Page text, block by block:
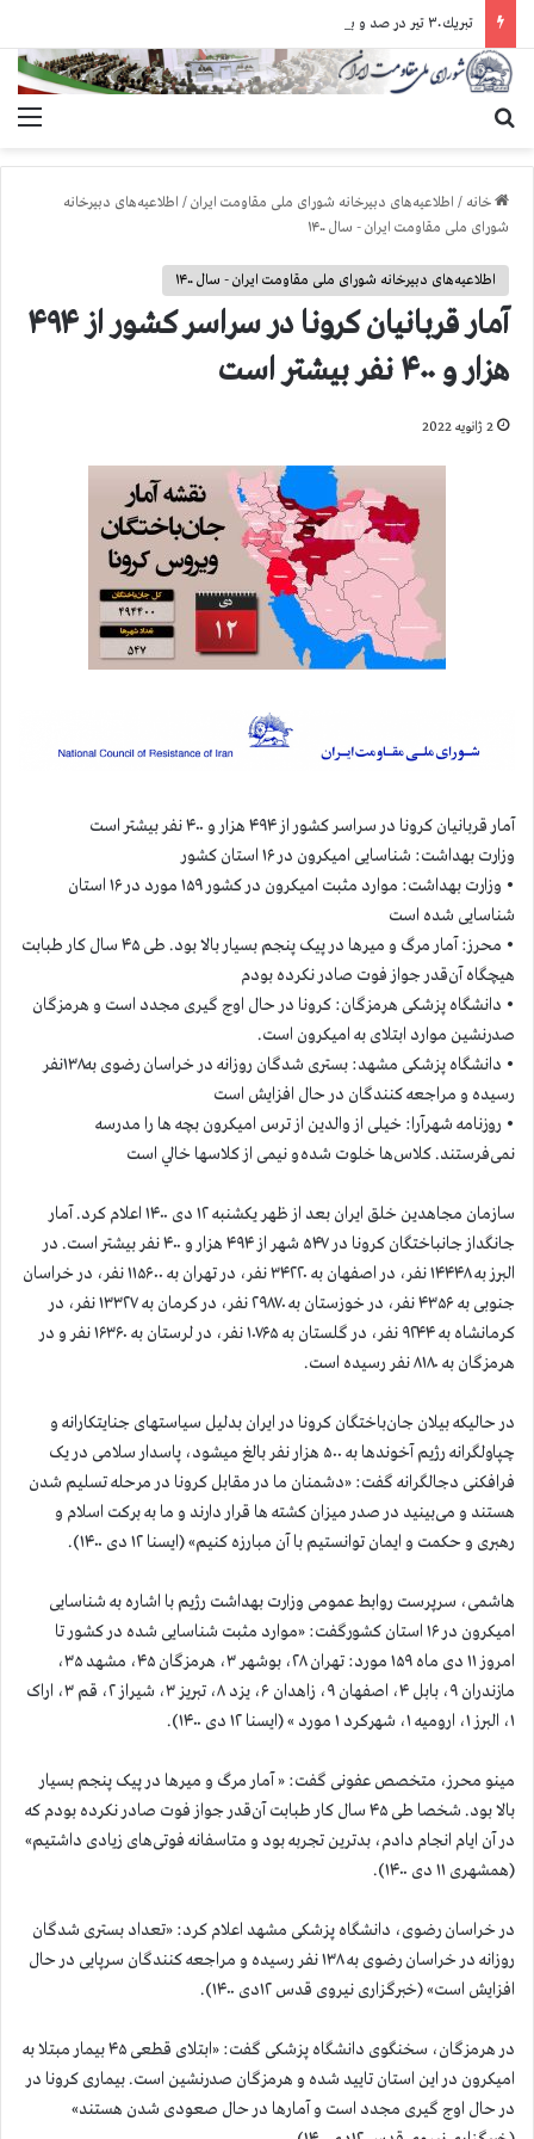
تبريك ۳۰ تير در صد و بيستمين سال انقلاب مشروطه عليه سلطنت مطلقه
خانه / اطلاعیه‌های دبیرخانه شورای ملی مقاومت ایران/ اطلاعیه‌های دبیرخانه
شورای ملی مقاومت ایران - سال ۱۴۰۰
اطلاعیه‌های دبیرخانه شورای ملی مقاومت ایران - سال ۱۴۰۰
آمار قربانيان كرونا در سراسر كشور از ۴۹۴
هزار و ۴۰۰ نفر بيشتر است
2 ژانویه 2022
آمار قربانيان كرونا در سراسر كشور از ۴۹۴ هزار و ۴۰۰ نفر بيشتر است
وزارت بهداشت: شناسایی امیکرون در ۱۶ استان کشور
• وزارت بهداشت: موارد مثبت امیکرون در کشور ۱۵۹ مورد در ۱۶ استان
شناسایی شده است
• محرز: آمار مرگ و میرها در پیک پنجم بسیار بالا بود. طی ۴۵ سال کار طبابت
هیچگاه آن‌قدر جواز فوت صادر نکرده بودم
• دانشگاه پزشکی هرمزگان: کرونا در حال اوج گیری مجدد است و هرمزگان
صدرنشین موارد ابتلای به امیکرون است.
• دانشگاه پزشکی مشهد: بستری شدگان روزانه در خراسان رضوی به۱۳۸نفر
رسیده و مراجعه کنندگان در حال افزایش است
• روزنامه شهرآرا: خیلی از والدین از ترس امیکرون بچه ها را مدرسه
نمی‌فرستند. کلاس‌ها خلوت شده و نیمی از كلاسها خالي است
سازمان مجاهدين خلق ايران بعد از ظهر یکشنبه ۱۲ دی ۱۴۰۰ اعلام كرد. آمار
جانگداز جانباختگان كرونا در ۵۴۷ شهر از ۴۹۴ هزار و ۴۰۰ نفر بيشتر است. در
البرز به ۱۴۴۴۸ نفر، در اصفهان به ۳۴۲۲۰ نفر، در تهران به ۱۱۵۶۰۰ نفر، در خراسان
جنوبی به ۴۳۵۶ نفر، در خوزستان به ۲۹۸۷۰ نفر، در کرمان به ۱۳۳۲۷ نفر، در
کرمانشاه به ۹۲۴۴ نفر، در گلستان به ۱۰۷۶۵ نفر، در لرستان به ۱۶۳۶۰ نفر و در
هرمزگان به ۸۱۸۰ نفر رسیده است.
در حالیکه بیلان جان‌باختگان کرونا در ایران بدلیل سیاستهای جنايتكارانه و
چپاولگرانه رژيم آخوندها به ۵۰۰ هزار نفر بالغ ميشود، پاسدار سلامی در یک
فرافکنی دجالگرانه گفت: «دشمنان ما در مقابل کرونا در مرحله تسلیم شدن
هستند و می‌بینید در صدر میزان کشته ها قرار دارند و ما به برکت اسلام و
رهبری و حکمت و ایمان توانستیم با آن مبارزه کنیم» (ایسنا ۱۲ دی ۱۴۰۰).
هاشمی، سرپرست روابط عمومی وزارت بهداشت رژیم با اشاره به شناسایی
امیکرون در ۱۶ استان کشورگفت: «موارد مثبت شناسایی شده در کشور تا
امروز ۱۱ دی ماه ۱۵۹ مورد: تهران ۲۸، بوشهر ۳، هرمزگان ۴۵، مشهد ۳۵،
مازندران ۹، بابل ۴، اصفهان ۹، زاهدان ۶، یزد ۸، تبریز ۳، شیراز ۲، قم ۳، اراک
۱، البرز ۱، ارومیه ۱، شهرکرد ۱ مورد » (ایسنا ۱۲ دی ۱۴۰۰).
مینو محرز،‌ متخصص عفونی گفت: « آمار مرگ و میرها در پیک پنجم بسیار
بالا بود. شخصا طی ۴۵ سال کار طبابت آن‌قدر جواز فوت صادر نکرده بودم که
در آن ایام انجام دادم، بدترین تجربه بود و متاسفانه فوتی‌های زیادی داشتیم»
(همشهری ۱۱ دی ۱۴۰۰).
در خراسان رضوی، دانشگاه پزشکی مشهد اعلام کرد: «تعداد بستری شدگان
روزانه در خراسان رضوی به ۱۳۸ نفر رسیده و مراجعه کنندگان سرپایی در حال
افزایش است» (خبرگزاری نیروی قدس ۱۲دی ۱۴۰۰).
در هرمزگان، سخنگوی دانشگاه پزشکی گفت: «ابتلای قطعی ۴۵ بیمار مبتلا به
امیکرون در این استان تایید شده و هرمزگان صدرنشین است. بیماری کرونا در
در حال اوج گیری مجدد است و آمارها در حال صعودی شدن هستند»